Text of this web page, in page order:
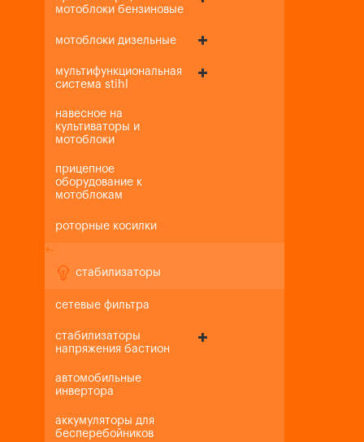
мотоблоки бензиновые
мотоблоки дизельные
мультифункциональная
система stihl
навесное на
культиваторы и
мотоблоки
прицепное
оборудование к
мотоблокам
роторные косилки
+-
стабилизаторы
сетевые фильтра
стабилизаторы
напряжения бастион
автомобильные
инвертора
аккумуляторы для
бесперебойников